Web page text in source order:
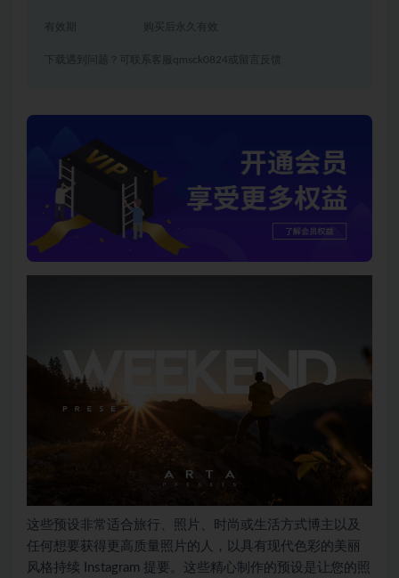
有效期 购买后永久有效
下载遇到问题？可联系客服qmsck0824或留言反馈
这些预设非常适合旅行、照片、时尚或生活方式博主以及
任何想要获得更高质量照片的人，以具有现代色彩的美丽
风格持续 Instagram 提要。这些精心制作的预设是让您的照